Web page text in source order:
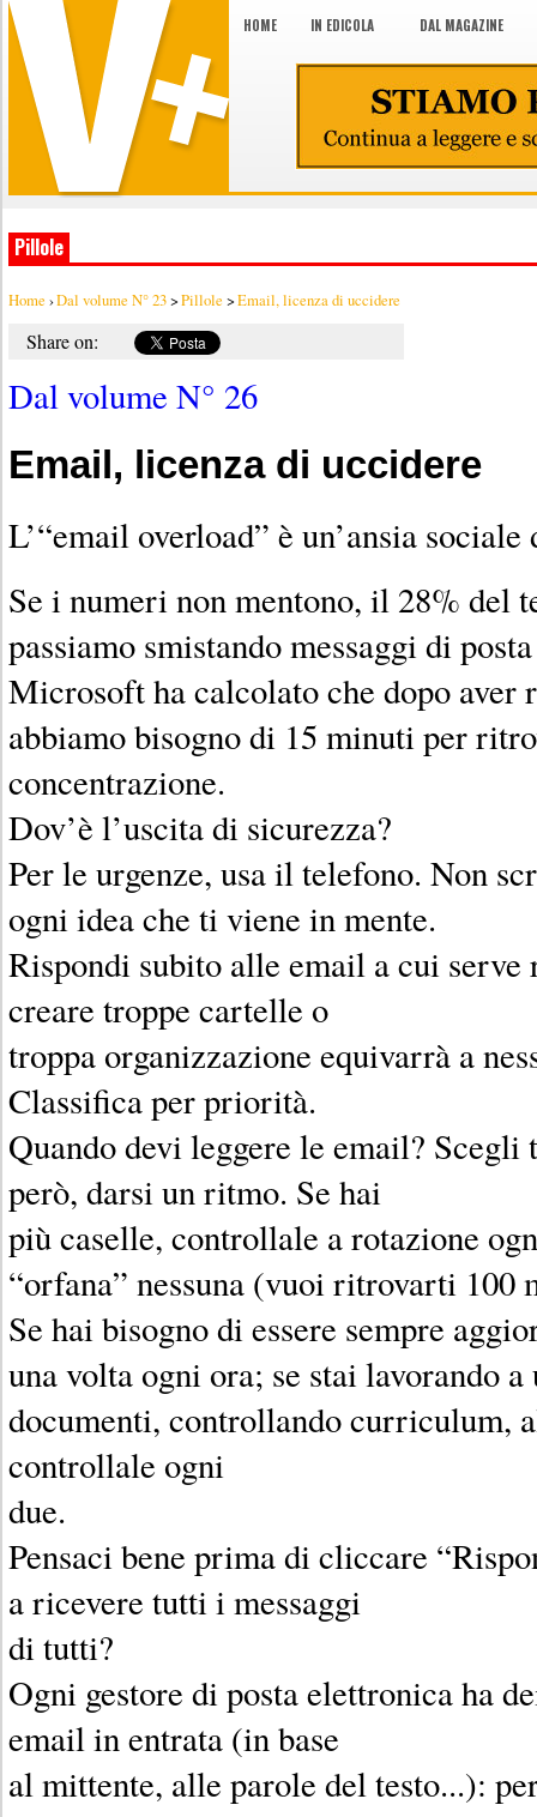
HOME IN EDICOLA DAL MAGAZINE
Pillole
Home ›Dal volume N° 23>Pillole >Email, licenza di uccidere
Share on:
Dal volume N° 26
Email, licenza di uccidere
L’“email overload” è un’ansia sociale
Se i numeri non mentono, il 28% del
passiamo smistando messaggi di
Microsoft ha calcolato che dopo aver
abbiamo bisogno di 15 minuti per
concentrazione.
Dov’è l’uscita di sicurezza?
Per le urgenze, usa il telefono. Non
ogni idea che ti viene in mente.
Rispondi subito alle email a cui serve
creare troppe cartelle o
troppa organizzazione equivarrà a
Classifica per priorità.
Quando devi leggere le email? Scegli
però, darsi un ritmo. Se hai
più caselle, controllale a rotazione
“orfana” nessuna (vuoi ritrovarti 100
Se hai bisogno di essere sempre
una volta ogni ora; se stai lavorando a
documenti, controllando curriculum,
controllale ogni
due.
Pensaci bene prima di cliccare
a ricevere tutti i messaggi
di tutti?
Ogni gestore di posta elettronica ha
email in entrata (in base
al mittente, alle parole del testo...):